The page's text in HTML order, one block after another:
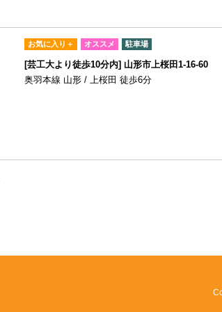
お気に入り＋ オススメ 駐車場
[芸工大より徒歩10分内] 山形市上桜田1-16-60
奥羽本線 山形 / 上桜田 徒歩6分